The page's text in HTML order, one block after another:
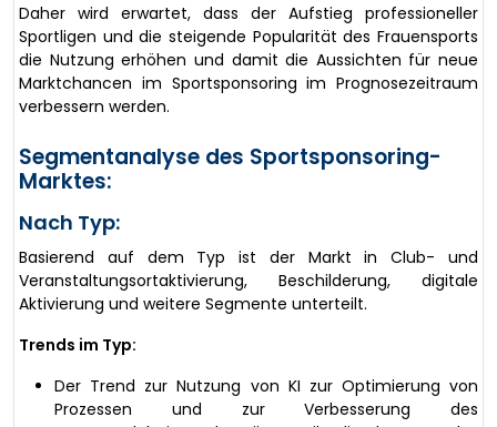
Daher wird erwartet, dass der Aufstieg professioneller
Sportligen und die steigende Popularität des Frauensports
die Nutzung erhöhen und damit die Aussichten für neue
Marktchancen im Sportsponsoring im Prognosezeitraum
verbessern werden.
Segmentanalyse des Sportsponsoring-
Marktes:
Nach Typ:
Basierend auf dem Typ ist der Markt in Club- und
Veranstaltungsortaktivierung, Beschilderung, digitale
Aktivierung und weitere Segmente unterteilt.
Trends im Typ:
Der Trend zur Nutzung von KI zur Optimierung von
Prozessen und zur Verbesserung des